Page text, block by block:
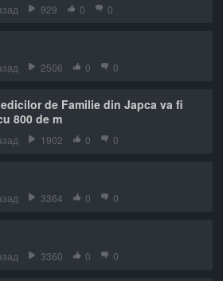
929 0 0
2506 0 0
de Familie din Japca va fi
800 de m
1902 0 0
3364 0 0
3360 0 0